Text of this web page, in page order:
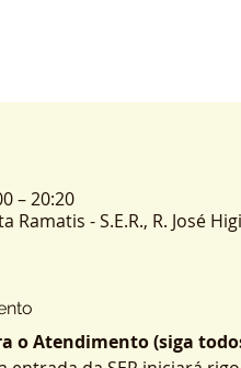
– 20:20
Ramatis - S.E.R., R. José
o Atendimento (siga